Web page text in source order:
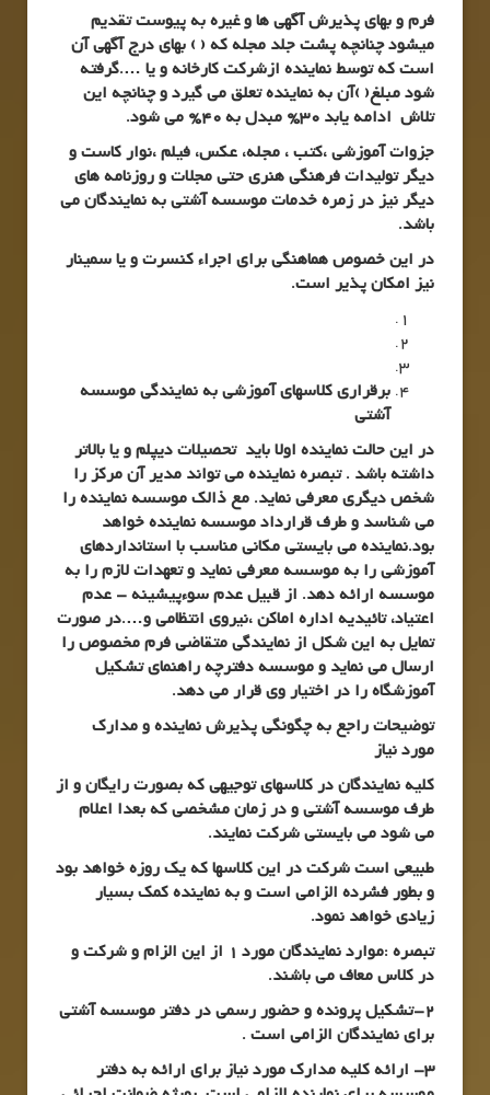
فرم و بهای پذیرش آگهی ها و غیره به پیوست تقدیم
میشود چنانچه پشت جلد مجله که ( ) بهای درج آگهی آن
است که توسط نماینده ازشرکت کارخانه و یا ….گرفته
شود مبلغ( )آن به نماینده تعلق می گیرد و چنانچه این
تلاش ادامه یابد 30% مبدل به 40% می شود.
جزوات آموزشی ،کتب ، مجله، عکس، فیلم ،نوار کاست و
دیگر تولیدات فرهنگی هنری حتی مجلات و روزنامه های
دیگر نیز در زمره خدمات موسسه آشتی به نمایندگان می
باشد.
در این خصوص هماهنگی برای اجراء کنسرت و یا سمینار
نیز امکان پذیر است.
برقراری کلاسهای آموزشی به نمایندگی موسسه
آشتی
در این حالت نماینده اولا باید تحصیلات دیپلم و یا بالاتر
داشته باشد . تبصره نماینده می تواند مدیر آن مرکز را
شخص دیگری معرفی نماید. مع ذالک موسسه نماینده را
می شناسد و طرف قرارداد موسسه نماینده خواهد
بود.نماینده می بایستی مکانی مناسب با استانداردهای
آموزشی را به موسسه معرفی نماید و تعهدات لازم را به
موسسه ارائه دهد. از قبیل عدم سوءپیشینه – عدم
اعتیاد، تائیدیه اداره اماکن ،نیروی انتظامی و….در صورت
تمایل به این شکل از نمایندگی متقاضی فرم مخصوص را
ارسال می نماید و موسسه دفترچه راهنمای تشکیل
آموزشگاه را در اختیار وی قرار می دهد.
توضیحات راجع به چگونگی پذیرش نماینده و مدارک
مورد نیاز
کلیه نمایندگان در کلاسهای توجیهی که بصورت رایگان و از
طرف موسسه آشتی و در زمان مشخصی که بعدا اعلام
می شود می بایستی شرکت نمایند.
طبیعی است شرکت در این کلاسها که یک روزه خواهد بود
و بطور فشرده الزامی است و به نماینده کمک بسیار
زیادی خواهد نمود.
تبصره :موارد نمایندگان مورد 1 از این الزام و شرکت و
در کلاس معاف می باشند.
2-تشکیل پرونده و حضور رسمی در دفتر موسسه آشتی
برای نمایندگان الزامی است .
3- ارائه کلیه مدارک مورد نیاز برای ارائه به دفتر